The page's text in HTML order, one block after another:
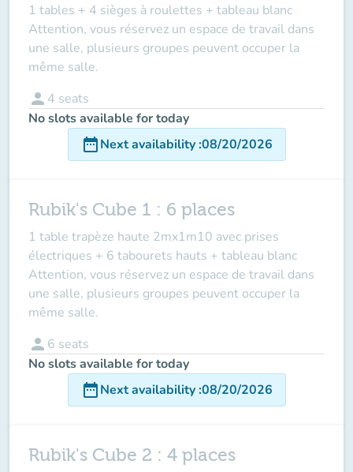
1 tables + 4 sièges à roulettes + tableau blanc
Attention, vous réservez un espace de travail dans
une salle, plusieurs groupes peuvent occuper la
même salle.
person 4 seats
No slots available for today
date_rangeNext availability:08/20/2026
Rubik's Cube 1 : 6 places
1 table trapèze haute 2mx1m10 avec prises
électriques + 6 tabourets hauts + tableau blanc
Attention, vous réservez un espace de travail dans
une salle, plusieurs groupes peuvent occuper la
même salle.
person 6 seats
No slots available for today
date_rangeNext availability:08/20/2026
Rubik's Cube 2 : 4 places